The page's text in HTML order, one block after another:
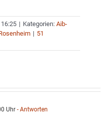
| Kategorien: Aib-
| 51
Uhr - Antworten